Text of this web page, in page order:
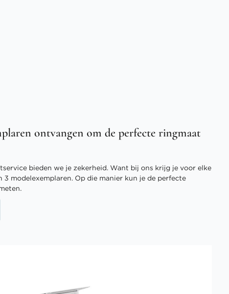
ontvangen om de perfecte ringmaat
bieden we je zekerheid. Want bij ons krijg je voor elke
3 modelexemplaren. Op die manier kun je de perfecte